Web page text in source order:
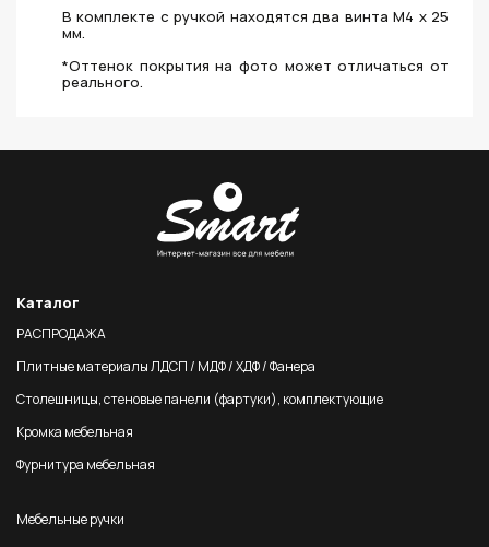
В комплекте с ручкой находятся два винта M4 x 25
мм.
*Оттенок покрытия на фото может отличаться от
реального.
Каталог
РАСПРОДАЖА
Плитные материалы ЛДСП / МДФ / ХДФ / Фанера
Столешницы, стеновые панели (фартуки), комплектующие
Кромка мебельная
Фурнитура мебельная
Мебельные ручки